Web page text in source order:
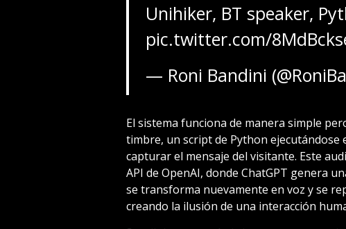
Unihiker, BT speaker,
pic.twitter.com/
— Roni Bandini
El sistema funciona de manera simple
timbre, un script de Python
capturar el mensaje del visitante. Este
API de OpenAI, donde ChatGPT genera
se transforma nuevamente en voz y se
creando la ilusión de una interacción